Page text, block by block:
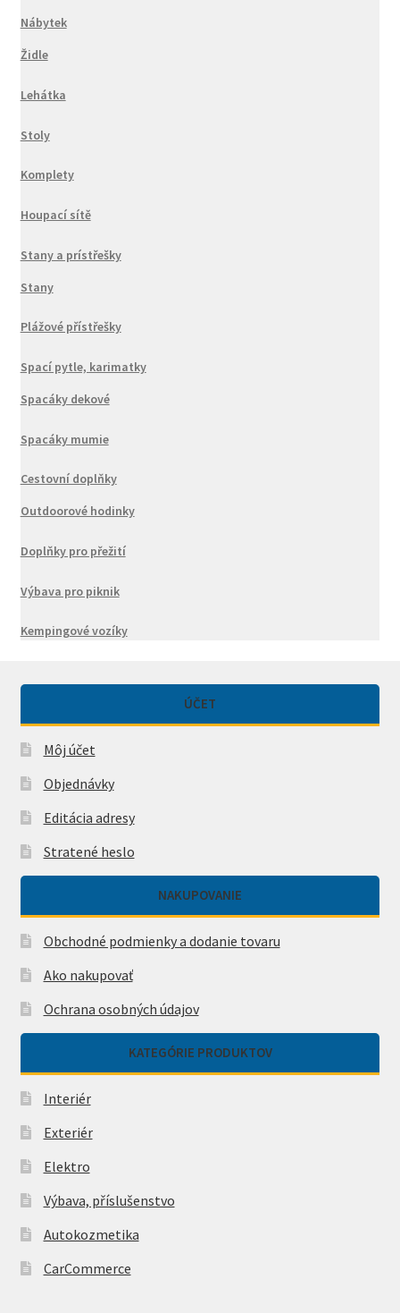
Nábytek
Židle
Lehátka
Stoly
Komplety
Houpací sítě
Stany a prístřešky
Stany
Plážové přístřešky
Spací pytle, karimatky
Spacáky dekové
Spacáky mumie
Cestovní doplňky
Outdoorové hodinky
Doplňky pro přežití
Výbava pro piknik
Kempingové vozíky
ÚČET
Môj účet
Objednávky
Editácia adresy
Stratené heslo
NAKUPOVANIE
Obchodné podmienky a dodanie tovaru
Ako nakupovať
Ochrana osobných údajov
KATEGÓRIE PRODUKTOV
Interiér
Exteriér
Elektro
Výbava, příslušenstvo
Autokozmetika
CarCommerce